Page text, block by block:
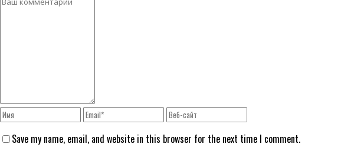
Save my name, email, and website in this browser for the next time I comment.